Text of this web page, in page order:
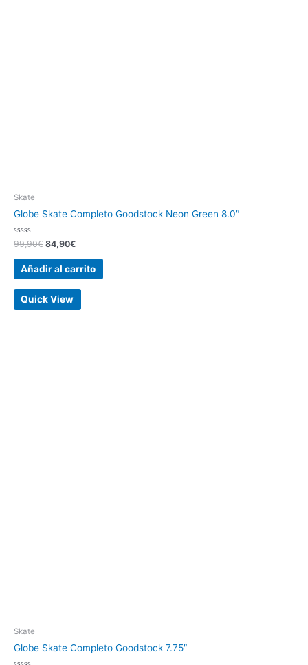
Skate
Globe Skate Completo Goodstock Neon Green 8.0″
Valorado
con
0
99,90€ 84,90€
Añadir al carrito
Quick View
Skate
Globe Skate Completo Goodstock 7.75″